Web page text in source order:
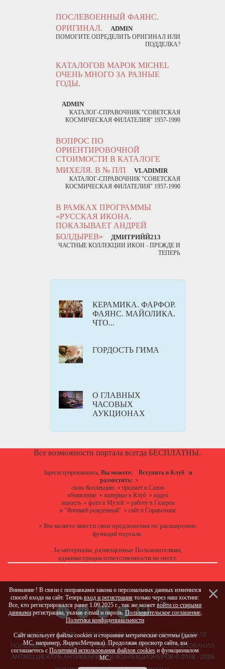
ПОСЛЕВОЕННЫЙ ФАЯНС.
ОРИГИНАЛ.
ADMIN
ПОМОГИТЕ ОПРЕДЕЛИТЬ ОРИГИНАЛ ИЛИ
ПОДДЕЛКА?
КАТАЛОГОВ МАРОК MICHEL
ОЧЕНЬ МНОГО ЗА РАЗНЫЕ
ГОДЫ.
ADMIN
КАТАЛОГ-СПРАВОЧНИК "СОВЕТСКАЯ
КОСМИЧЕСКАЯ ФИЛАТЕЛИЯ" 1957-1990
ВОПРОС ПО
ОРИЕНТИРОВОЧНОЙ
СТОИМОСТИ В КАТАЛОГЕ
МИХЕЛЯ. В № П/П
VLADIMIR
КАТАЛОГ-СПРАВОЧНИК "СОВЕТСКАЯ
КОСМИЧЕСКАЯ ФИЛАТЕЛИЯ" 1957-1990
В РАМКАХ ПРОГРАММЫ
«РУССКАЯ ИКОНА.
ПОКАЗЫВАЕТ АНДРЕЙ
БОЛДЫРЕВ»
ДМИТРИЙЙ213
ЧАСТНЫЕ КОЛЛЕКЦИИ ИКОН - ПРЕЖДЕ И
ТЕПЕРЬ
КЕРАМИКА. ФАРФОР.
ФАЯНС. МАЙОЛИКА.
ЧТО...
ГОРДОСТЬ ГИМА
О ГЛАВНЫХ
ЧАСОВЫХ
АУКЦИОНАХ
Все возможности портала всегда БЕСПЛАТНЫ.
Зарегистрировавшись, Вы можете: Вступить в Клуб
и
разместить: »
свою Коллекцию» предмет в Салон
объявление» материал в Клуб» видео
новость» фото в Музей» работу в Галереи
в "Японией рожденный" » сайт в Справочник
» Вы можете внести свои предложенияпо расширению
функций портала.
За материалы, размещенные Пользователями,
администрация ответственности не несет.
ПИШИТЕ О САЙТЕ ПРИГЛАШАЕМ !!! РЕКЛАМА НА ПОРТАЛЕ
ПОЛЬЗОВАТЕЛЬСКОЕ СОГЛАШЕНИЕ
УСЛОВИЯ ИСПОЛЬЗОВАНИЯ
ANTIKCLUB КЛУБ АНТИКВАРИЕВ И КОЛЛЕКЦИОНЕРОВ © 2008 - 2026
Внимание ! В связи с поправками закона о персональных данных изменился
способ входа на сайт. Теперь вход и регистрация только через наш хостинг.
Все, кто регистрировался ранее 1.09.2025 г., так же может войти со старыми
даннымирегистрации, указав e-mail и пароль.Пользовательское соглашение,
Политика конфиденциальности
Сайт использует файлы cookies и сторонние метрические системы (далее
МС, например, ЯндексМетрика). Продолжая просмотр сайта, вы
соглашаетесь с Политикой использования файлов cookies и функционалом
МС.